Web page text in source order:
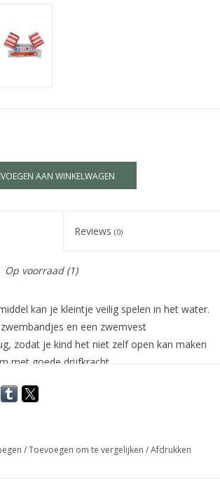
AAN WINKELWAGEN
Reviews (0)
Op voorraad(1)
kan je kleintje veilig spelen in het water.
en een zwemvest
zodat je kind het niet zelf open kan maken
met goede drijfkracht
veiligheidsnormen en is EN-13138-1:2014
/Toevoegen om te vergelijken /Afdrukken